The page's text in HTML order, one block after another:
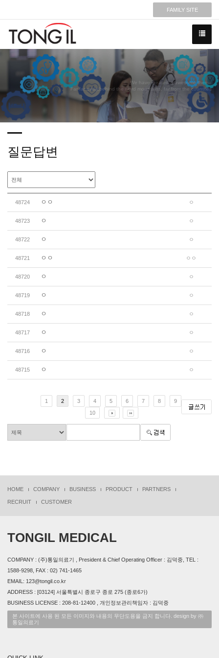
FAMILY SITE
We have created a awesome theme
Far far away,behind the word mountains, far from the countries
질문답변
48724 ㅇㅇ ㅇ
48723 ㅇ ㅇ
48722 ㅇ ㅇ
48721 ㅇㅇ ㅇㅇ
48720 ㅇ ㅇ
48719 ㅇ ㅇ
48718 ㅇ ㅇ
48717 ㅇ ㅇ
48716 ㅇ ㅇ
48715 ㅇ ㅇ
1 2 3 4 5 6 7 8
9
10
HOME COMPANY BUSINESS PRODUCT PARTNERS
RECRUIT CUSTOMER
TONGIL MEDICAL
COMPANY : (주)통일의료기 , President & Chief Operating Officer : 김덕중, TEL :
1588-9298, FAX : 02) 741-1465
EMAIL: 123@tongil.co.kr
ADDRESS : [03124] 서울특별시 종로구 종로 275 (종로6가)
BUSINESS LICENSE : 208-81-12400 , 개인정보관리책임자 : 김덕중
본 사이트에 사용 된 모든 이미지와 내용의 무단도용을 금지 합니다. design by ㈜
통일의료기